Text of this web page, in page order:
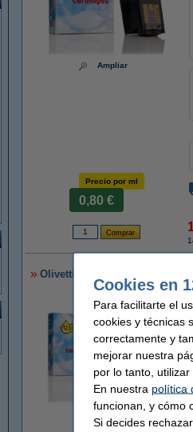
Ampliar
Precio por ml
0,80 €
Olivetti FPJ 20 (B0384) (marca
Cookies en
Para facilitarte el
cookies y técnicas
correctamente y
mejorar nuestra
por lo tanto,
En nuestra política
funcionan, y cómo
Si decides